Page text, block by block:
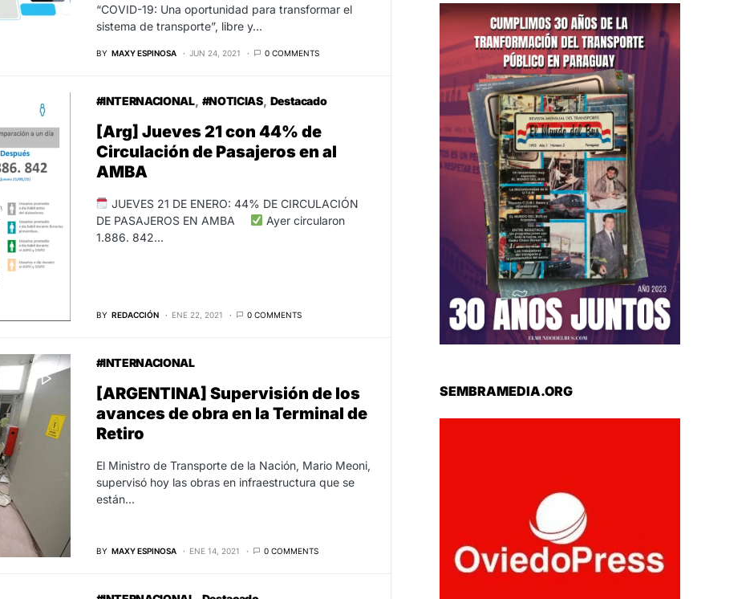
“COVID-19: Una oportunidad para transformar el
sistema de transporte”, libre y…
BY MAXY ESPINOSA JUN 24, 2021 0 COMMENTS
#INTERNACIONAL #NOTICIAS Destacado
[Arg] Jueves 21 con 44% de
Circulación de Pasajeros en al
AMBA
JUEVES 21 DE ENERO: 44% DE CIRCULACIÓN
DE PASAJEROS EN AMBA
Ayer circularon
1.886. 842…
BY REDACCIÓN ENE 22, 2021 0 COMMENTS
#INTERNACIONAL
[ARGENTINA] Supervisión de los
avances de obra en la Terminal de
Retiro
El Ministro de Transporte de la Nación, Mario Meoni,
supervisó hoy las obras en infraestructura que se
están…
BY MAXY ESPINOSA ENE 14, 2021 0 COMMENTS
SEMBRAMEDIA.ORG